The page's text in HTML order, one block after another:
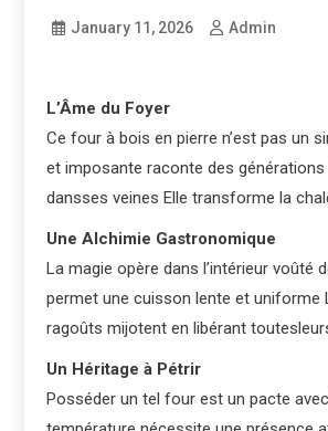
January 11, 2026 Admin
L’Âme du Foyer
Ce four à bois en pierre n’est pas un
et imposante raconte des
dansses veines Elle transforme la
Une Alchimie Gastronomique
La magie opère dans l’intérieur voûté
permet une cuisson lente et
ragoûts mijotent en libérant
Un Héritage à Pétrir
Posséder un tel four est un pacte